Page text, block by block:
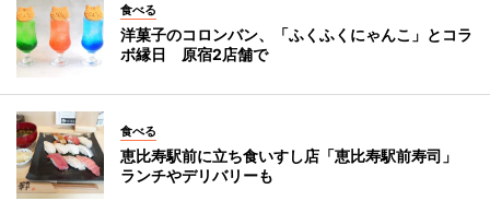
食べる
洋菓子のコロンバン、「ふくふくにゃんこ」とコラ
ボ縁日 原宿2店舗で
食べる
恵比寿駅前に立ち食いすし店「恵比寿駅前寿司」
ランチやデリバリーも